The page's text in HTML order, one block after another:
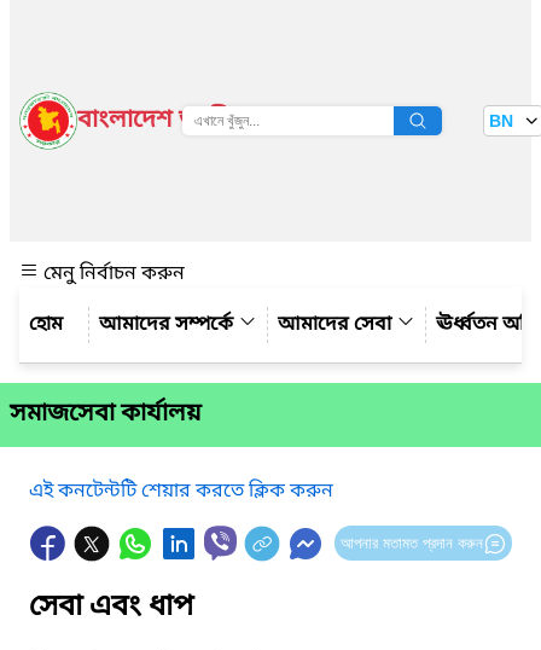
বাংলাদেশ জাতীয় তথ্য বাতায়ন BN
মেনু নির্বাচন করুন
আমাদের সম্পর্কে
আমাদের সেবা ঊর্ধ্বতন
সমাজসেবা কার্যালয়
এই কনটেন্টটি শেয়ার করতে ক্লিক করুন
আপনার মতামত প্রদান করুন
সেবা এবং ধাপ